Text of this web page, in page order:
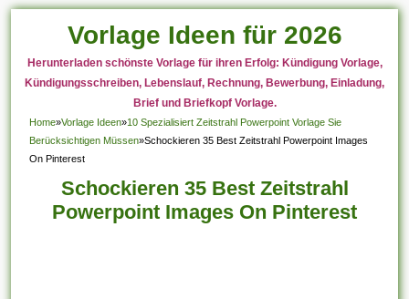
Vorlage Ideen für 2026
Herunterladen schönste Vorlage für ihren Erfolg: Kündigung Vorlage,
Kündigungsschreiben, Lebenslauf, Rechnung, Bewerbung, Einladung,
Brief und Briefkopf Vorlage.
Home»Vorlage Ideen»10 Spezialisiert Zeitstrahl Powerpoint Vorlage Sie
Berücksichtigen Müssen»Schockieren 35 Best Zeitstrahl Powerpoint Images
On Pinterest
Schockieren 35 Best Zeitstrahl
Powerpoint Images On Pinterest